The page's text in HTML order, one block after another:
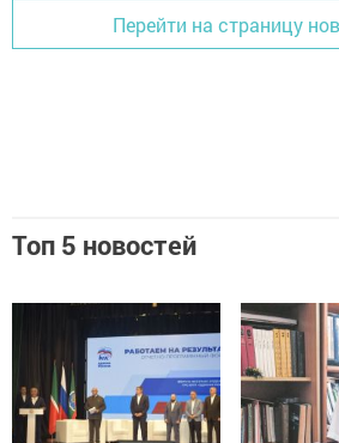
Перейти на страницу
Топ 5 новостей